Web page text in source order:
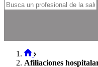
Afiliaciones